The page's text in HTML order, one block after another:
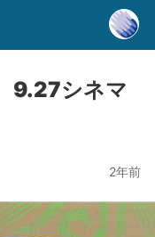
9.27シネマ
2年前